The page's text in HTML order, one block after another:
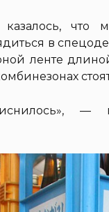
казалось, что
в
ленте
—